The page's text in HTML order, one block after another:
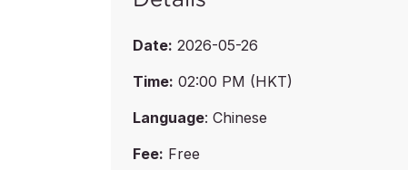
Date: 2026-05-26
Time: 02:00 PM (HKT)
Language: Chinese
Fee: Free